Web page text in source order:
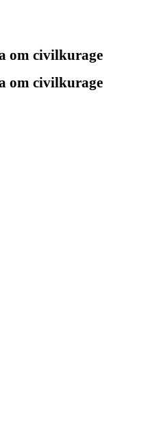
om civilkurage
om civilkurage